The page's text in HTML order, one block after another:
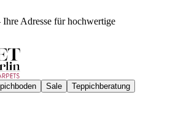
Adresse für hochwertige
Sale Teppichberatung